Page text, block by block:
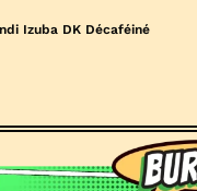
Izuba DK Décaféiné